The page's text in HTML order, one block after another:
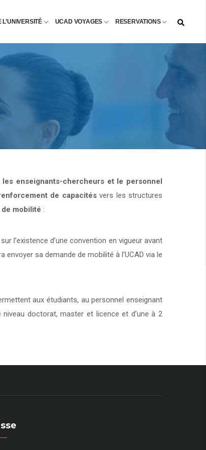
L’UNIVERSITÉ UCAD VOYAGES RESERVATIONS
enseignants-chercheurs et le personnel
de capacitésvers les structures
de mobilité :
l’existence d’une convention en vigueur avant
sa demande de mobilité à l’UCAD via le
aux étudiants, au personnel enseignant
doctorat, master et licence et d’une à 2